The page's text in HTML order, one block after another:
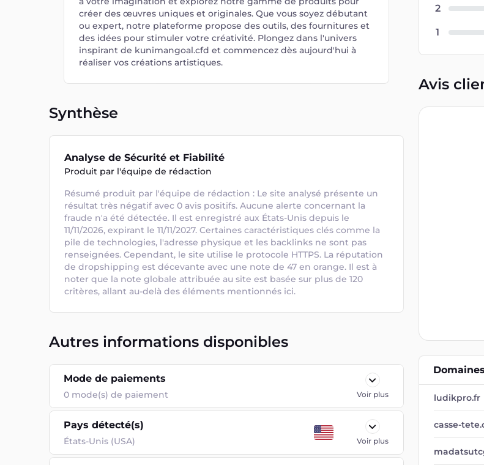
créer des œuvres uniques et originales. Que vous soyez débutant
ou expert, notre plateforme propose des outils, des fournitures et
des idées pour stimuler votre créativité. Plongez dans l'univers
inspirant de kunimangoal.cfd et commencez dès aujourd'hui à
réaliser vos créations artistiques.
Synthèse
Analyse de Sécurité et Fiabilité
Produit par l'équipe de rédaction
Résumé produit par l'équipe de rédaction : Le site analysé présente un
résultat très négatif avec 0 avis positifs. Aucune alerte concernant la
fraude n'a été détectée. Il est enregistré aux États-Unis depuis le
11/11/2026, expirant le 11/11/2027. Certaines caractéristiques clés comme la
pile de technologies, l'adresse physique et les backlinks ne sont pas
renseignées. Cependant, le site utilise le protocole HTTPS. La réputation
de dropshipping est décevante avec une note de 47 en orange. Il est à
noter que la note globale attribuée au site est basée sur plus de 120
critères, allant au-delà des éléments mentionnés ici.
Autres informations disponibles
Mode de paiements
0 mode(s) de paiement Voir plus
Pays détecté(s)
États-Unis (USA) Voir plus
2
1
Avis
ludikpro.fr
casse-